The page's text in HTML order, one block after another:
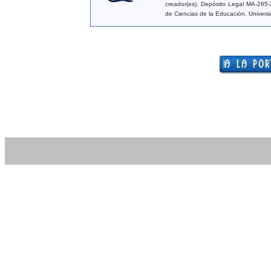
creador(es). Depósito Legal MA-
de Ciencias de la Educación.